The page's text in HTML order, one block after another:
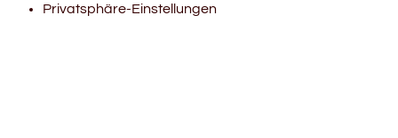
Privatsphäre-Einstellungen